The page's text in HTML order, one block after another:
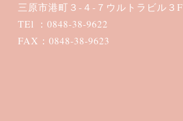
三原市港町３-４-７ウルトラビル３F
TEl ：0848-38-9622
FAX：0848-38-9623